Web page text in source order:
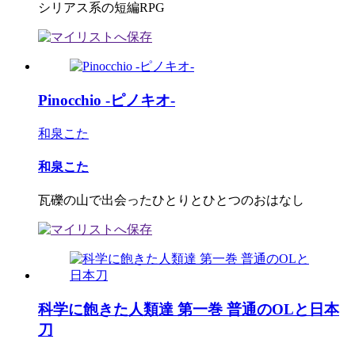
シリアス系の短編RPG
Pinocchio -ピノキオ-
和泉こた
和泉こた
瓦礫の山で出会ったひとりとひとつのおはなし
科学に飽きた人類達 第一巻 普通のOLと日本
刀